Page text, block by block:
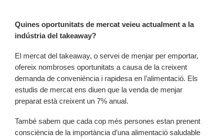
Quines oportunitats de mercat veieu actualment a la
indústria del takeaway?
El mercat del takeaway, o servei de menjar per emportar,
ofereix nombroses oportunitats a causa de la creixent
demanda de conveniència i rapidesa en l’alimentació. Els
estudis de mercat ens diuen que la venda de menjar
preparat està creixent un 7% anual.
També sabem que cada cop més persones estan prenent
consciència de la importància d’una alimentació saludable